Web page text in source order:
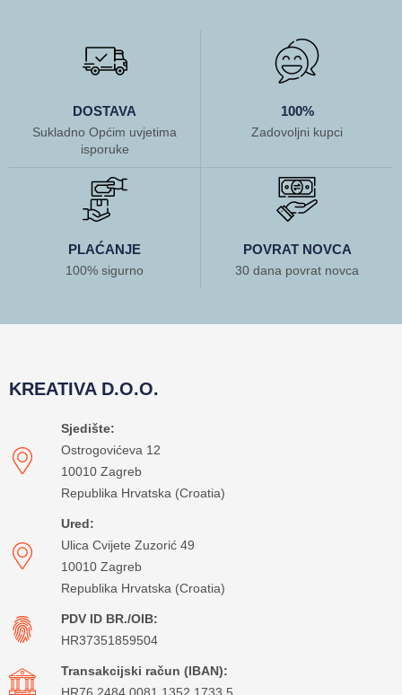
DOSTAVA
Sukladno Općim uvjetima
isporuke
100%
Zadovoljni kupci
PLAĆANJE
100% sigurno
POVRAT NOVCA
30 dana povrat novca
KREATIVA D.O.O.
Sjedište:
Ostrogovićeva 12
10010 Zagreb
Republika Hrvatska (Croatia)
Ured:
Ulica Cvijete Zuzorić 49
10010 Zagreb
Republika Hrvatska (Croatia)
PDV ID BR./OIB:
HR37351859504
Transakcijski račun (IBAN):
HR76 2484 0081 1352 1733 5